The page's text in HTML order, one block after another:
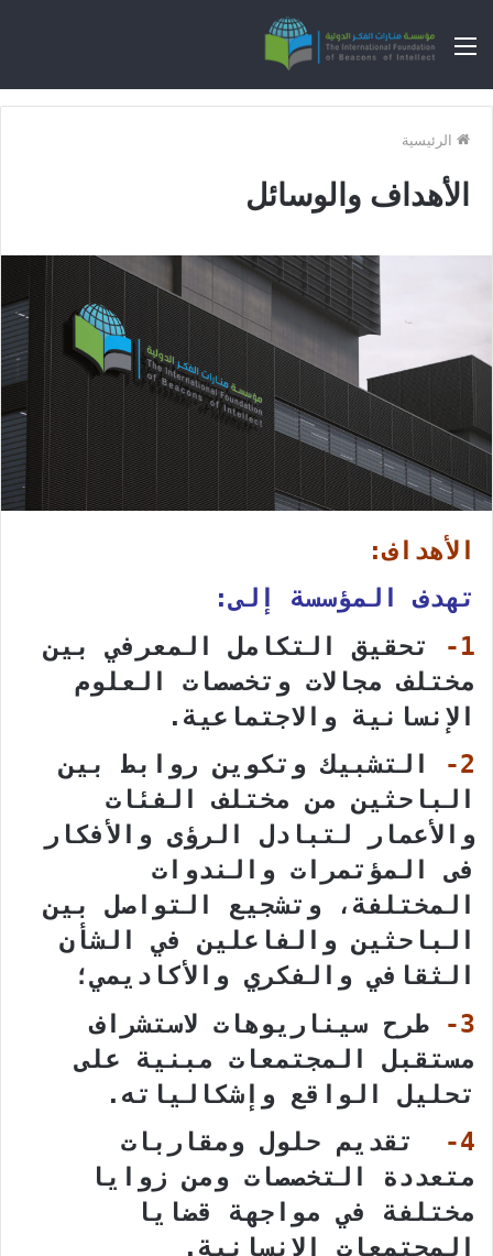
القائمة
الرئيسية
الأهداف والوسائل
الأهداف:
تهدف المؤسسة إلى:
1-
تحقيق التكامل المعرفي بين
مختلف مجالات وتخصصات العلوم
الإنسانية والاجتماعية.
2-
التشبيك وتكوين روابط بين
الباحثين من مختلف الفئات
والأعمار لتبادل الرؤى والأفكار
فى المؤتمرات والندوات
المختلفة، وتشجيع التواصل بين
الباحثين والفاعلين في الشأن
الثقافي والفكري والأكاديمي؛
3-
طرح سيناريوهات لاستشراف
مستقبل المجتمعات مبنية على
تحليل الواقع وإشكالياته.
4-
تقديم حلول ومقاربات
متعددة التخصصات ومن زوايا
مختلفة في مواجهة قضايا
المجتمعات الإنسانية.